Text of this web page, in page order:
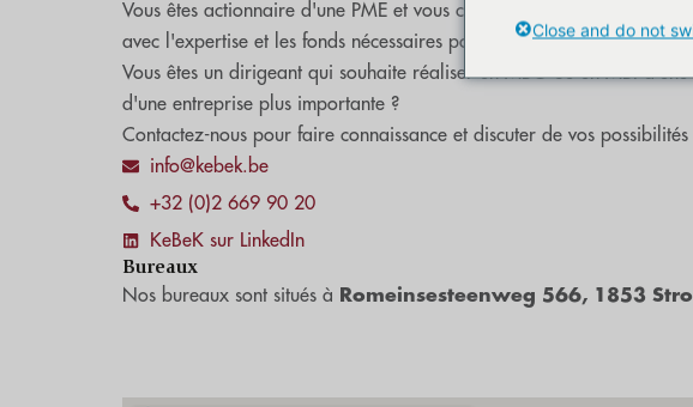
Vous êtes actionnaire d'une PME et vous cherchez un partenaire
avec l'expertise et les fonds nécessaires pour poursuivre le
Vous êtes un dirigeant qui souhaite réaliser un MBO ou un MBI
d'une entreprise plus importante ?
Contactez-nous pour faire connaissance et discuter de vos possibilités
info@kebek.be
+32 (0)2 669 90 20
KeBeK sur LinkedIn
Bureaux
Nos bureaux sont situés à
Romeinsesteenweg 566, 1853
Close and do not